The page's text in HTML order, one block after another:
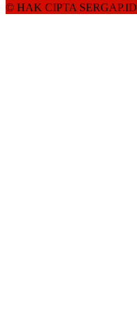
© HAK CIPTA SERGAP.ID